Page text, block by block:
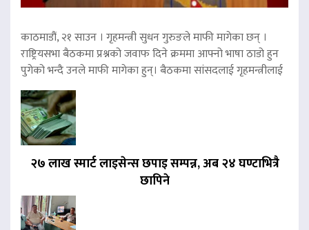
काठमाडौं, २१ साउन । गृहमन्त्री सुधन गुरुङले माफी मागेका छन् ।
राष्ट्रियसभा बैठकमा प्रश्नको जवाफ दिने क्रममा आफ्नो भाषा ठाडो हुन
पुगेको भन्दै उनले माफी मागेका हुन्। बैठकमा सांसदलाई गृहमन्त्रीलाई
२७ लाख स्मार्ट लाइसेन्स छपाइ सम्पन्न, अब २४ घण्टाभित्रै
छापिने